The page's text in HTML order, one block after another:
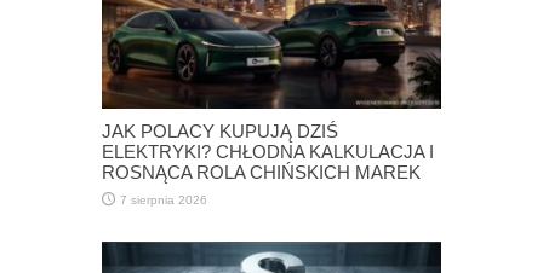
JAK POLACY KUPUJĄ DZIŚ
ELEKTRYKI? CHŁODNA KALKULACJA I
ROSNĄCA ROLA CHIŃSKICH MAREK
7 sierpnia 2026